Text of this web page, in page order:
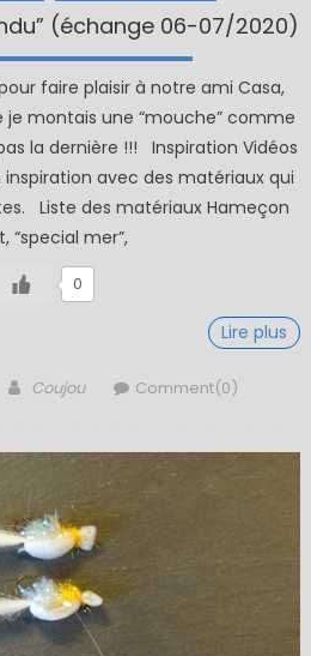
(échange 06-07/2020)
faire plaisir à notre ami Casa,
je montais une “mouche” comme
la dernière !!! Inspiration Vidéos
avec des matériaux qui
Liste des matériaux Hameçon
“special mer”,
0
Lire plus
Author
Coujou Comment(0)